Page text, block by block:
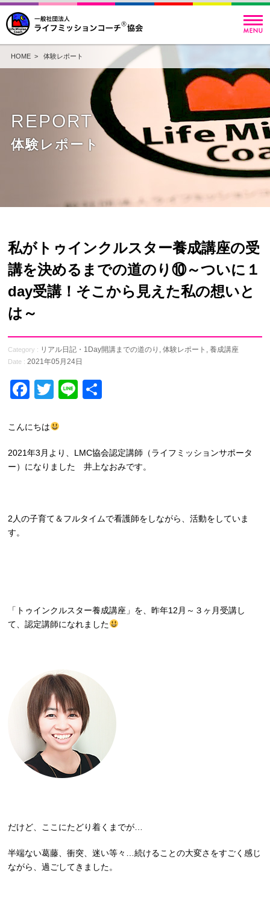
HOME> 体験レポート
REPORT
体験レポート
私がトゥインクルスター養成講座の受
講を決めるまでの道のり⑩～ついに１
day受講！そこから見えた私の想いと
は～
Category : リアル日記・1Day開講までの道のり ,体験レポート ,養成講座
Date : 2021年05月24日
Facebook
Twitter
Line
こんにちは
2021年3月より、LMC協会認定講師（ライフミッションサポータ
ー）になりました 井上なおみです。
2人の子育て＆フルタイムで看護師をしながら、活動をしていま
す。
「トゥインクルスター養成講座」を、昨年12月～３ヶ月受講し
て、認定講師になれました
だけど、ここにたどり着くまでが…
半端ない葛藤、衝突、迷い等々…続けることの大変さをすごく感じ
ながら、過ごしてきました。